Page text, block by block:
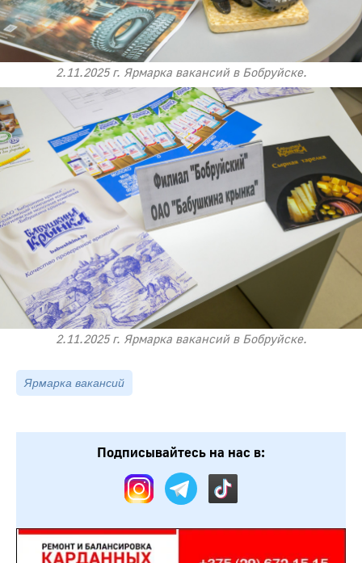
2.11.2025 г. Ярмарка вакансий в Бобруйске.
2.11.2025 г. Ярмарка вакансий в Бобруйске.
Ярмарка вакансий
Подписывайтесь на нас в: